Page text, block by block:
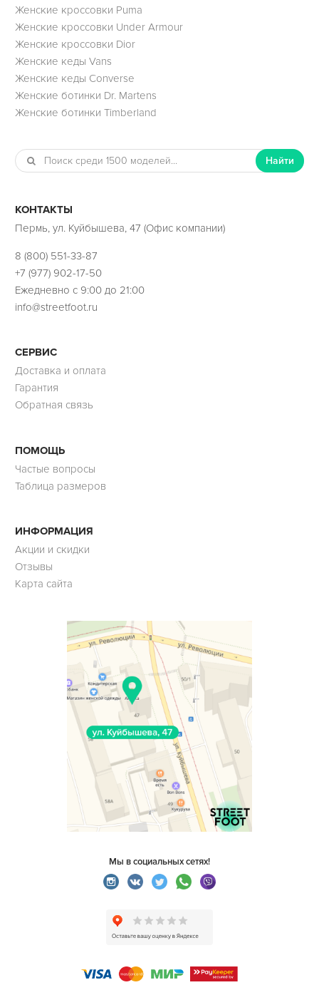
Женские кроссовки Puma
Женские кроссовки Under Armour
Женские кроссовки Dior
Женские кеды Vans
Женские кеды Converse
Женские ботинки Dr. Martens
Женские ботинки Timberland
Найти
КОНТАКТЫ
Пермь, ул. Куйбышева, 47 (Офис компании)
8 (800) 551-33-87
+7 (977) 902-17-50
Ежедневно с 9:00 до 21:00
info@streetfoot.ru
СЕРВИС
Доставка и оплата
Гарантия
Обратная связь
ПОМОЩЬ
Частые вопросы
Таблица размеров
ИНФОРМАЦИЯ
Акции и скидки
Отзывы
Карта сайта
Мы в социальных сетях!